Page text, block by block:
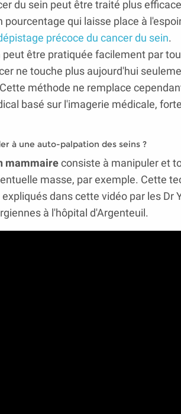
du sein peut être traité plus
pourcentage qui laisse place à
précoce du cancer du sein.
peut être pratiquée facilement par
ne touche plus aujourd'hui
méthode ne remplace
basé sur l'imagerie médicale,
à une auto-palpation des seins ?
mammaireconsiste à manipuler et
masse, par exemple. Cette
dans cette vidéo par les Dr
à l'hôpital d'Argenteuil.